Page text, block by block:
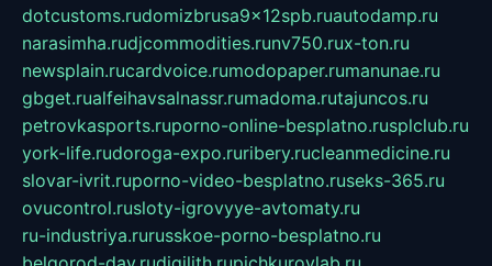
dotcustoms.rudomizbrusa9x12spb.ruautodamp.ru
narasimha.rudjcommodities.runv750.rux-ton.ru
newsplain.rucardvoice.rumodopaper.rumanunae.ru
gbget.rualfeihavsalnassr.rumadoma.rutajuncos.ru
petrovkasports.ruporno-online-besplatno.rusplclub.ru
york-life.rudoroga-expo.ruribery.rucleanmedicine.ru
slovar-ivrit.ruporno-video-besplatno.ruseks-365.ru
ovucontrol.rusloty-igrovyye-avtomaty.ru
ru-industriya.rurusskoe-porno-besplatno.ru